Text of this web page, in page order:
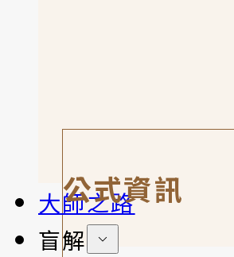
大師之路
盲解
公式資訊